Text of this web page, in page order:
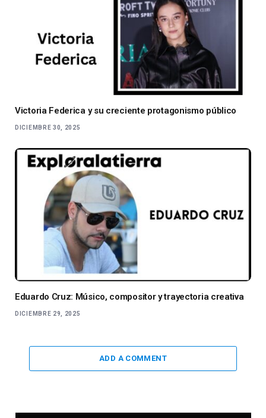
Victoria Federica y su creciente protagonismo público
DICIEMBRE 30, 2025
Eduardo Cruz: Músico, compositor y trayectoria creativa
DICIEMBRE 29, 2025
ADD A COMMENT